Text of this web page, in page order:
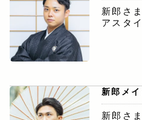
新郎さ
アスタ
新郎メイ
新郎さ